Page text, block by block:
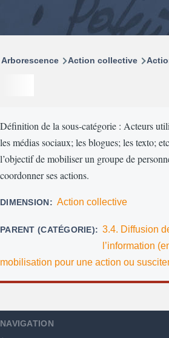
Fil
Arborescence Action collective
Définition de la sous-catégorie : Acteurs
les médias sociaux; les blogues; les texto;
l’objectif de mobiliser un groupe de
coordonner ses actions.
DIMENSION Action collective
PARENT (CATÉGORIE)
3.4. Diffusion
l’information
mobilisation pour une action ou
NAVIGATION